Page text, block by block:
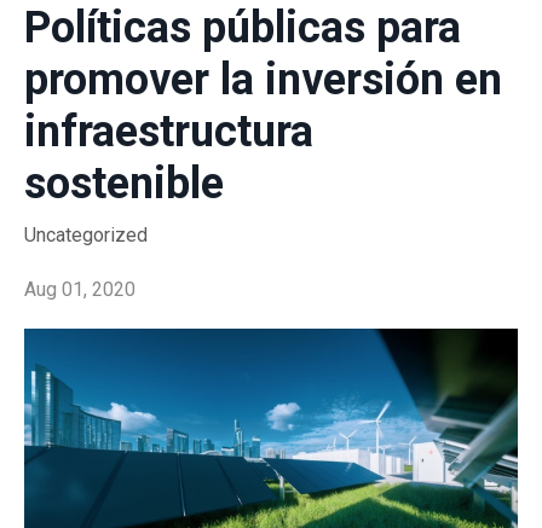
Políticas públicas para
promover la inversión en
infraestructura
sostenible
Uncategorized
Aug 01, 2020